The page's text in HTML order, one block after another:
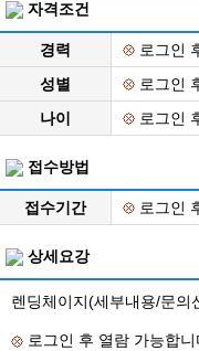
자격조건
경력
로그인
성별
로그인
나이
로그인
접수방법
접수기간 로그인
상세요강
렌딩체이지(세부내용/문의
로그인 후 열람 가능합니